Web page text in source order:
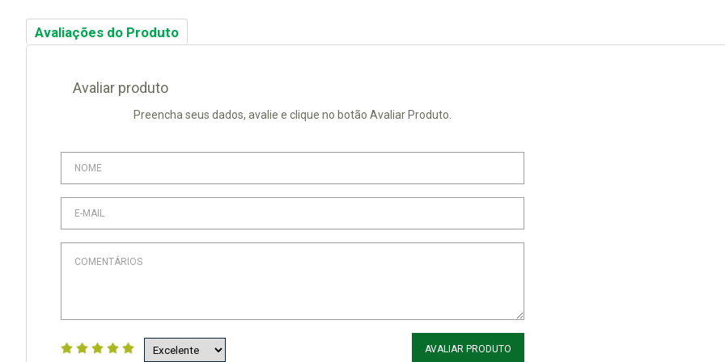
Avaliações do Produto
Avaliar produto
Preencha seus dados, avalie e clique no botão Avaliar Produto.
AVALIAR PRODUTO